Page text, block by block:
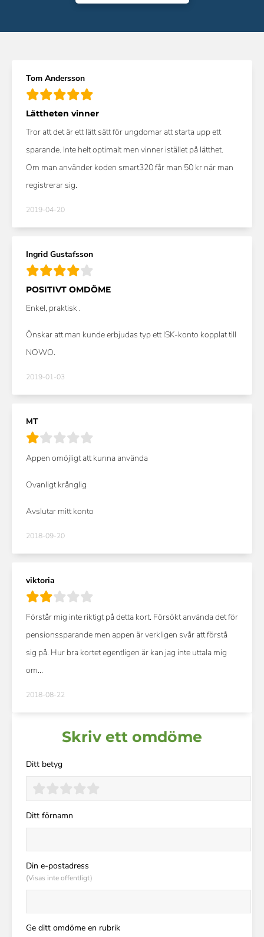
Tom Andersson
Lättheten vinner
Tror att det är ett lätt sätt för ungdomar att starta upp ett
sparande. Inte helt optimalt men vinner istället på lätthet.
Om man använder koden smart320 får man 50 kr när man
registrerar sig.
2019-04-20
Ingrid Gustafsson
POSITIVT OMDÖME
Enkel, praktisk .
Önskar att man kunde erbjudas typ ett ISK-konto kopplat till
NOWO.
2019-01-03
MT
Appen omöjligt att kunna använda
Ovanligt krånglig
Avslutar mitt konto
2018-09-20
viktoria
Förstår mig inte riktigt på detta kort. Försökt använda det för
pensionssparande men appen är verkligen svår att förstå
sig på. Hur bra kortet egentligen är kan jag inte uttala mig
om...
2018-08-22
Skriv ett omdöme
Ditt betyg
Ditt förnamn
Din e-postadress
(Visas inte offentligt)
Ge ditt omdöme en rubrik